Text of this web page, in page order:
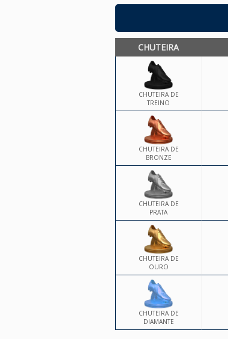
CHUTEIRA
CHUTEIRA DE
TREINO
CHUTEIRA DE
BRONZE
CHUTEIRA DE
PRATA
CHUTEIRA DE
OURO
CHUTEIRA DE
DIAMANTE